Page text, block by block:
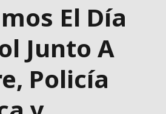
El Día
Junto A
Policía